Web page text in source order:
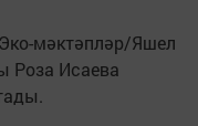
мәктәпләр/Яшел
Роза Исаева